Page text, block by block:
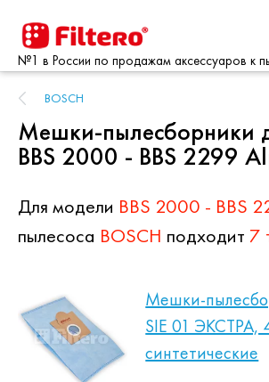
№1 в России по продажам аксессуаров к
BOSCH
Мешки-пылесборники
BBS 2000 - BBS 2299
Для модели BBS 2000 - BBS
пылесоса BOSCH подходит 7
Мешки-
SIE 01 ЭКСТРА,
синтетические